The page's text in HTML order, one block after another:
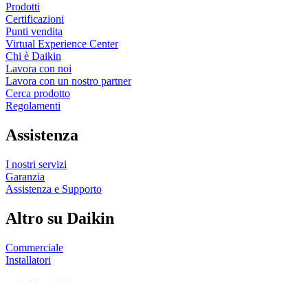
Prodotti
Certificazioni
Punti vendita
Virtual Experience Center
Chi è Daikin
Lavora con noi
Lavora con un nostro partner
Cerca prodotto
Regolamenti
Assistenza
I nostri servizi
Garanzia
Assistenza e Supporto
Altro su Daikin
Commerciale
Installatori